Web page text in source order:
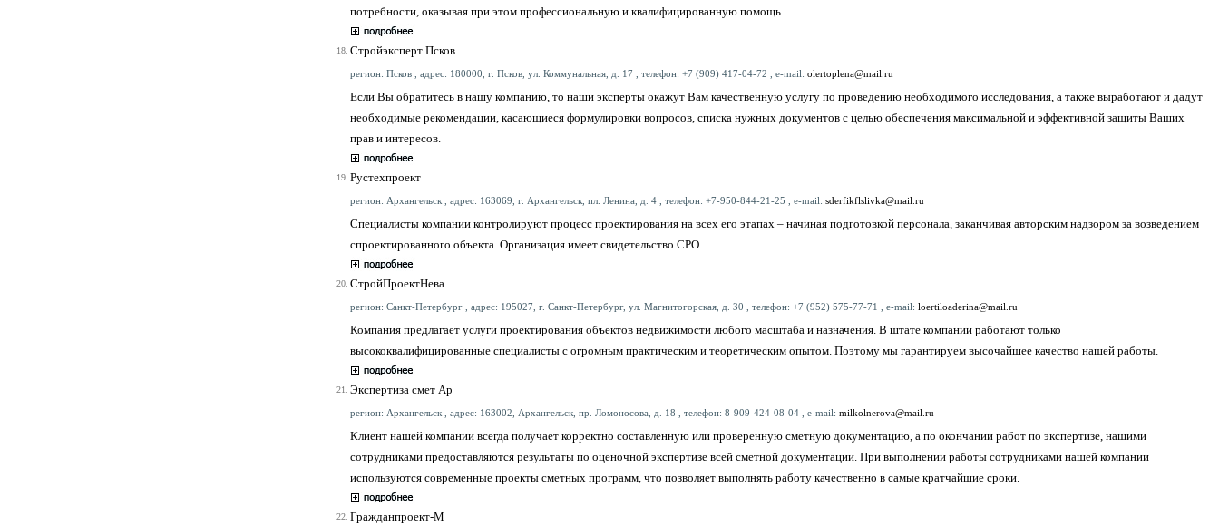
потребности, оказывая при этом профессиональную и квалифицированную помощь.
18. Стройэксперт Псков
регион: Псков , адрес: 180000, г. Псков, ул. Коммунальная, д. 17 , телефон: +7 (909) 417-04-72 , e-mail: olertoplena@mail.ru
Если Вы обратитесь в нашу компанию, то наши эксперты окажут Вам качественную услугу по проведению необходимого исследования, а также выработают и дадут
необходимые рекомендации, касающиеся формулировки вопросов, списка нужных документов с целью обеспечения максимальной и эффективной защиты Ваших
прав и интересов.
19. Рустехпроект
регион: Архангельск , адрес: 163069, г. Архангельск, пл. Ленина, д. 4 , телефон: +7-950-844-21-25 , e-mail: sderfikflslivka@mail.ru
Специалисты компании контролируют процесс проектирования на всех его этапах – начиная подготовкой персонала, заканчивая авторским надзором за возведением
спроектированного объекта. Организация имеет свидетельство СРО.
20. СтройПроектНева
регион: Санкт-Петербург , адрес: 195027, г. Санкт-Петербург, ул. Магнитогорская, д. 30 , телефон: +7 (952) 575-77-71 , e-mail: loertiloaderina@mail.ru
Компания предлагает услуги проектирования объектов недвижимости любого масштаба и назначения. В штате компании работают только
высококвалифицированные специалисты с огромным практическим и теоретическим опытом. Поэтому мы гарантируем высочайшее качество нашей работы.
21. Экспертиза смет Ар
регион: Архангельск , адрес: 163002, Архангельск, пр. Ломоносова, д. 18 , телефон: 8-909-424-08-04 , e-mail: milkolnerova@mail.ru
Клиент нашей компании всегда получает корректно составленную или проверенную сметную документацию, а по окончании работ по экспертизе, нашими
сотрудниками предоставляются результаты по оценочной экспертизе всей сметной документации. При выполнении работы сотрудниками нашей компании
используются современные проекты сметных программ, что позволяет выполнять работу качественно в самые кратчайшие сроки.
22. Гражданпроект-М